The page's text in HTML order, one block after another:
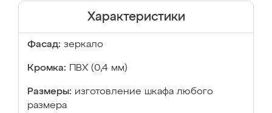
Характеристики
Фасад: зеркало
Кромка: ПВХ (0,4 мм)
Размеры: изготовление шкафа любого
размера